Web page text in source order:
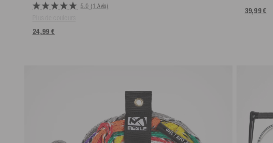
5.0 (1 Avis)
24,99 €
39,99 €